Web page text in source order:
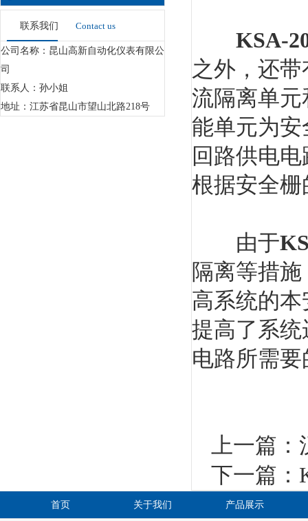
联系我们 Contact us
公司名称：昆山高新自动化仪表有限公
司
联系人：孙小姐
地址：江苏省昆山市望山北路218号
KSA-
之外，还
流隔离单
能单元为
回路供电
根据安全
由于
隔离等措
高系统的
提高了系
电路所需
上一篇：
下一篇：
首页 关于我们 产品展示